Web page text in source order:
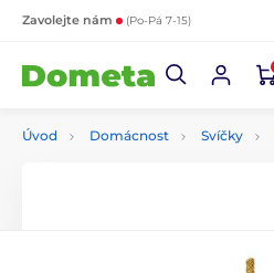
Zavolejte nám (Po-Pá 7-15)
Úvod Domácnost Svíčky